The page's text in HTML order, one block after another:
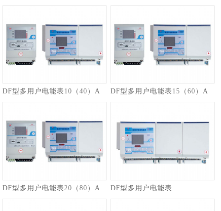
DF型多用户电能表10（40）A DF型多用户电能表15（60）A
DF型多用户电能表20（80）A DF型多用户电能表